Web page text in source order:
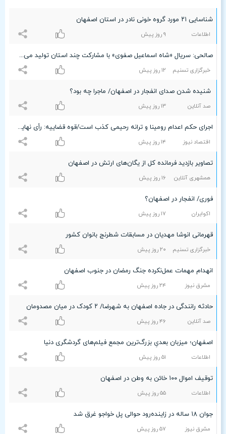
شناسایی ۲۱ مورد گروه خونی نادر در استان اصفهان
اطلاعات ٩ روز پیش
صالحی: سریال «شاه اسماعیل صفوی» با مشارکت چند استان تولید می‌‌شود
خبرگزاری تسنیم ۱۲ روز پیش
‏ شنیده شدن صدای انفجار در اصفهان/ ماجرا چه بود؟
صد آنلاین ۱٣ روز پیش
اجرای حکم اعدام رومینا و ترانه رحیمی کذب است/قوه قضاییه: رأی نهایی صادر نشده
اقتصاد نیوز ۱۴ روز پیش
تصاویر بازدید فرمانده کل از یگان‌های ارتش در اصفهان
همشهری آنلاین ۱۶ روز پیش
فوری/ انفجار در اصفهان؟
اکوایران ۱۷ روز پیش
قهرمانی انوشا مهدیان در مسابقات شطرنج بانوان کشور
خبرگزاری تسنیم ۲۰ روز پیش
انهدام مهمات عمل‌نکرده جنگ رمضان در جنوب اصفهان
مشرق نیوز ۲۴ روز پیش
حادثه رانندگی در جاده اصفهان به شهرضا/ ۲ کودک در میان مصدومان
صد آنلاین ۴۶ روز پیش
اصفهان؛ میزبان بعدیِ بزرگ‌ترین مجمع فیلم‌های گردشگری دنیا
اطلاعات ۵۱ روز پیش
توقیف اموال ۱۰۰ خائن به وطن در اصفهان
اطلاعات ۵۵ روز پیش
جوان ۱۸ ساله در زاینده‌رود حوالی پل خواجو غرق شد
مشرق نیوز ۵۷ روز پیش